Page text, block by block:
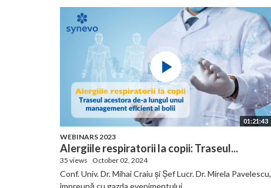
01:21:43
WEBINARS 2023
Alergiile respiratorii la copii: Traseul...
35 views October 02, 2024
Conf. Univ. Dr. Mihai Craiu și Șef Lucr. Dr. Mirela Pavelescu,
împreună cu gazda evenimentului,...